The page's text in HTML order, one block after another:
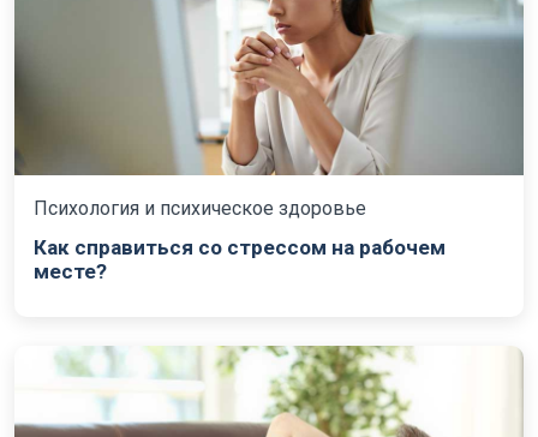
Психология и психическое здоровье
Как справиться со стрессом на рабочем
месте?